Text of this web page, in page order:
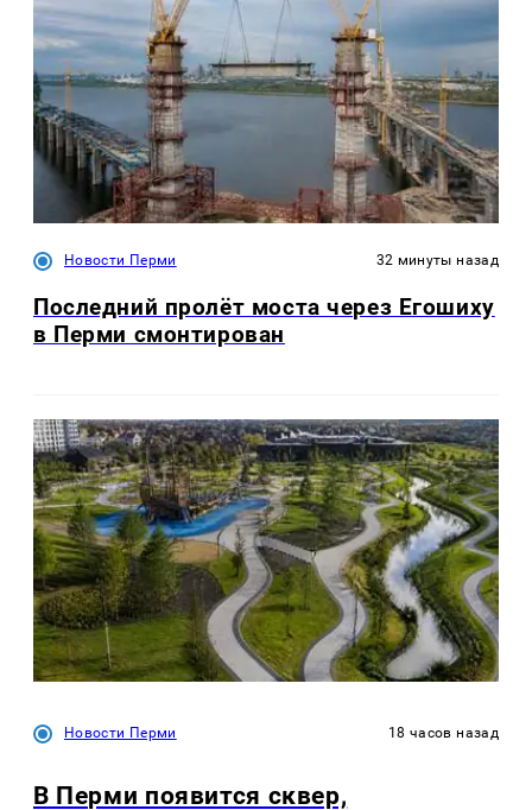
Новости Перми 32 минуты назад
Последний пролёт моста через Егошиху
в Перми смонтирован
Новости Перми 18 часов назад
В Перми появится сквер,